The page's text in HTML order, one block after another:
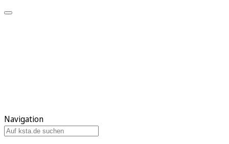
Navigation